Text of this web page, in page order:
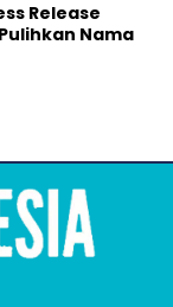
Release
Nama